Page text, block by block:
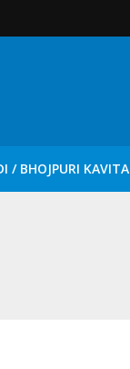
/ BHOJPURI KAVITA